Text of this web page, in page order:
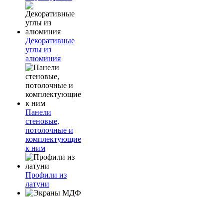
Декоративные
углы из
алюминия
Панели
стеновые,
потолочные и
комплектующие
к ним
Профили из
латуни